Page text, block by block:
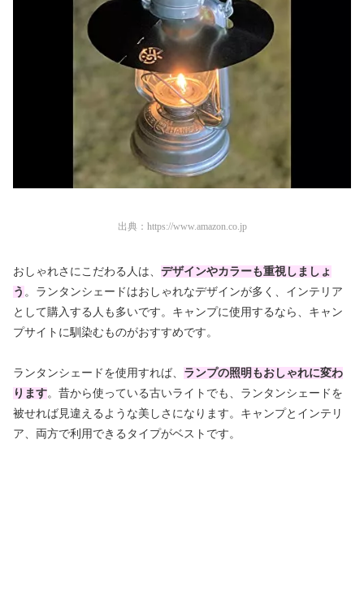
出典： https://www.amazon.co.jp
おしゃれさにこだわる人は、 デザインやカラーも重視しましょ
う 。ランタンシェードはおしゃれなデザインが多く、インテリア
として購入する人も多いです。キャンプに使用するなら、キャン
プサイトに馴染むものがおすすめです。
ランタンシェードを使用すれば、 ランプの照明もおしゃれに変わ
ります。昔から使っている古いライトでも、ランタンシェードを
被せれば見違えるような美しさになります。キャンプとインテリ
ア、両方で利用できるタイプがベストです。